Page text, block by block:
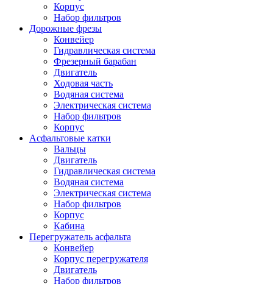
Корпус
Набор фильтров
Дорожные фрезы
Конвейер
Гидравлическая система
Фрезерный барабан
Двигатель
Ходовая часть
Водяная система
Электрическая система
Набор фильтров
Корпус
Асфальтовые катки
Вальцы
Двигатель
Гидравлическая система
Водяная система
Электрическая система
Набор фильтров
Корпус
Кабина
Перегружатель асфальта
Конвейер
Корпус перегружателя
Двигатель
Набор фильтров